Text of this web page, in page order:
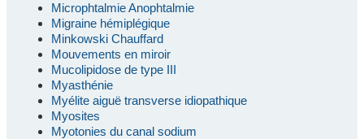
Microphtalmie Anophtalmie
Migraine hémiplégique
Minkowski Chauffard
Mouvements en miroir
Mucolipidose de type III
Myasthénie
Myélite aiguë transverse idiopathique
Myosites
Myotonies du canal sodium